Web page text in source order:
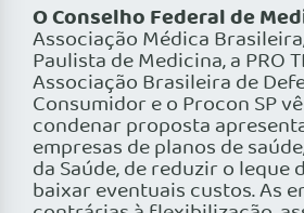
O Conselho Federal de
Associação Médica
Paulista de Medicina, a PRO
Associação Brasileira de
Consumidor e o Procon SP
condenar proposta
empresas de planos de
da Saúde, de reduzir o leque
baixar eventuais custos. As